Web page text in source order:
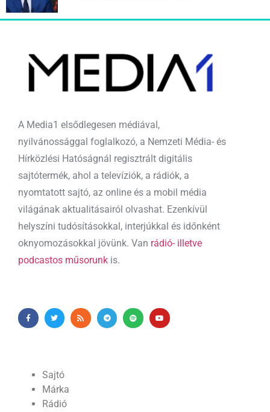
A Media1 elsődlegesen médiával,
nyilvánossággal foglalkozó, a Nemzeti Média- és
Hírközlési Hatóságnál regisztrált digitális
sajtótermék, ahol a televíziók, a rádiók, a
nyomtatott sajtó, az online és a mobil média
világának aktualitásairól olvashat. Ezenkívül
helyszíni tudósításokkal, interjúkkal és időnként
oknyomozásokkal jövünk. Van rádió- illetve
podcastos műsorunk is.
Sajtó
Márka
Rádió